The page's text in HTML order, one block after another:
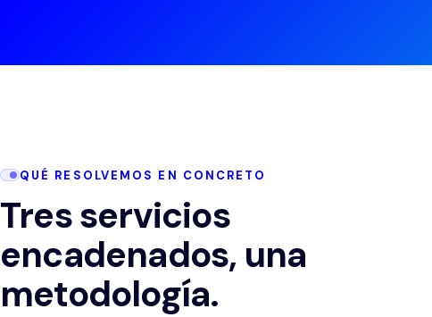
QUÉ RESOLVEMOS EN CONCRETO
Tres servicios
encadenados, una
metodología.